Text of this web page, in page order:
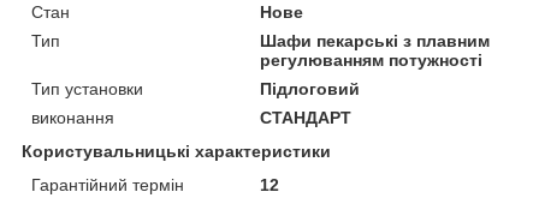
Стан
Нове
Тип
Шафи пекарські з плавним
регулюванням потужності
Тип установки
Підлоговий
виконання
СТАНДАРТ
Користувальницькі характеристики
Гарантійний термін
12